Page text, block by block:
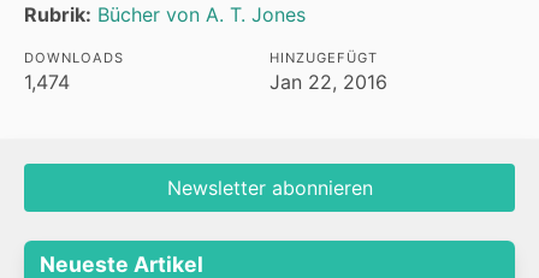
Rubrik: Bücher von A. T. Jones
DOWNLOADS
1,474
HINZUGEFÜGT
Jan 22, 2016
Newsletter abonnieren
Neueste Artikel